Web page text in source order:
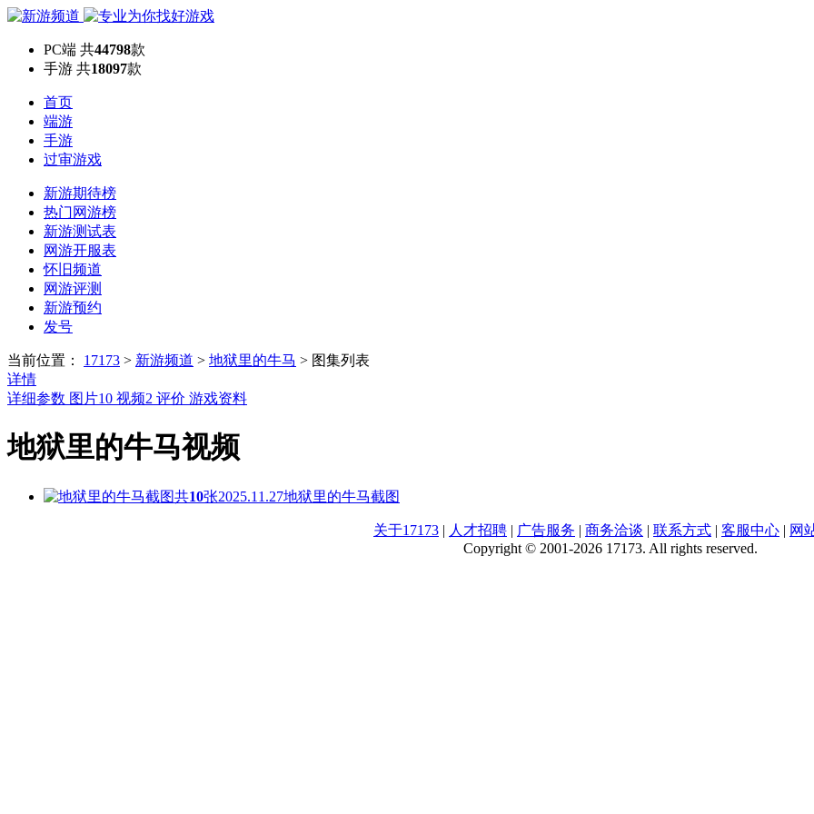
PC端 共44798款
手游 共18097款
首页
端游
手游
过审游戏
新游期待榜
热门网游榜
新游测试表
网游开服表
怀旧频道
网游评测
新游预约
发号
当前位置： 17173 > 新游频道 > 地狱里的牛马 > 图集列表
详情
详细参数 图片10 视频2 评价 游戏资料
地狱里的牛马视频
共10张2025.11.27地狱里的牛马截图
关于17173 | 人才招聘 | 广告服务 | 商务洽谈 | 联系方式 | 客服中心 | 网
Copyright © 2001-2026 17173. All rights reserved.